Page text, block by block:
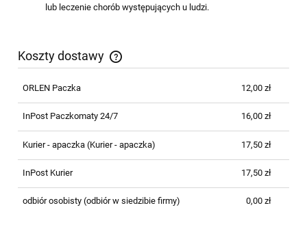
lub leczenie chorób występujących u ludzi.
Koszty dostawy
Cena nie zawiera ewentualnych kosztów płatności
ORLEN Paczka 12,00 zł
InPost Paczkomaty 24/7 16,00 zł
Kurier - apaczka(Kurier - apaczka) 17,50 zł
InPost Kurier 17,50 zł
odbiór osobisty(odbiór w siedzibie firmy) 0,00 zł